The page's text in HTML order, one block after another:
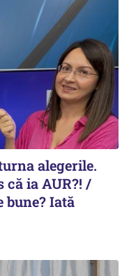
alegerile.
că ia AUR?! /
bune? Iată